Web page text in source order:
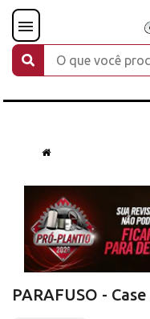
PARAFUSO - Case